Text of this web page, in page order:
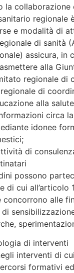
la
e modalità di
di sanità
assicura,
alla
regionale di
di
alla
circa
idonee
di
possono
di cui all’articolo
concorrono alle
di
di interventi
interventi di
formativi